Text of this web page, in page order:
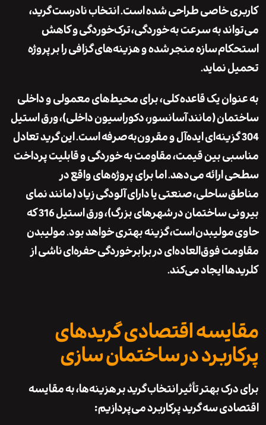
خاصی طراحی شده است. انتخاب نادرست گرید،
به سرعت بهخوردگی،ترک‌خوردگیوکاهش
سازه منجر شده و هزینه‌های گزافی را بر پروژه
نماید.
یک قاعده کلی، برای محیط‌های معمولی و داخلی
(مانند آسانسور، دکوراسیون داخلی)،ورق استیل
ایده‌آل و مقرون‌به‌صرفه است. این گرید تعادل
بین قیمت، مقاومت به خوردگی و قابلیت پرداخت
می‌دهد. اما برای پروژه‌های واقع در
ساحلی،صنعتییا دارای آلودگی زیاد (مانند نمای
ساختمان در شهرهای بزرگ)،ورق استیل 316
که
مولیبدناست، گزینه بهتری خواهد بود. مولیبدن
فوق‌العاده‌ای در برابرخوردگی حفره‌ایناشی از
ایجاد می‌کند.
اقتصادی گریدهای
در ساختمان سازی
بهتر تأثیر انتخاب گرید بر هزینه‌ها، به مقایسه
سه گرید پرکاربرد می‌پردازیم: